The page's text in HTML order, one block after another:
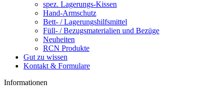
spez. Lagerungs-Kissen
Hand-Armschutz
Bett- / Lagerungshilfsmittel
Füll- / Bezugsmaterialien und Bezüge
Neuheiten
RCN Produkte
Gut zu wissen
Kontakt & Formulare
Informationen